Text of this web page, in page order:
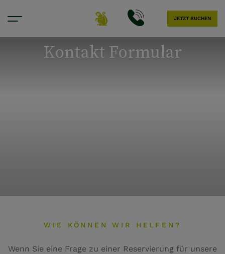
JETZT BUCHEN
Bar und Restaurant
Kontakt Formular
WIE KÖNNEN WIR HELFEN?
Wenn Sie eine Frage zu einer Reservierung für unsere